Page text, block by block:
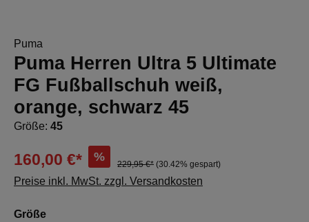
Puma
Puma Herren Ultra 5 Ultimate
FG Fußballschuh weiß,
orange, schwarz 45
Größe: 45
160,00 €* %
229,95 €* (30.42% gespart)
Preise inkl. MwSt. zzgl. Versandkosten
Größeauswählen